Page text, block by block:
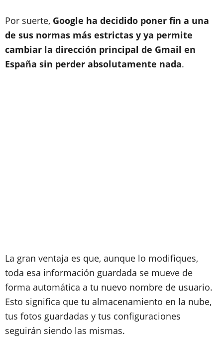
Por suerte, Google ha decidido poner fin a una
de sus normas más estrictas y ya permite
cambiar la dirección principal de Gmail en
España sin perder absolutamente nada.
La gran ventaja es que, aunque lo modifiques,
toda esa información guardada se mueve de
forma automática a tu nuevo nombre de usuario.
Esto significa que tu almacenamiento en la nube,
tus fotos guardadas y tus configuraciones
seguirán siendo las mismas.